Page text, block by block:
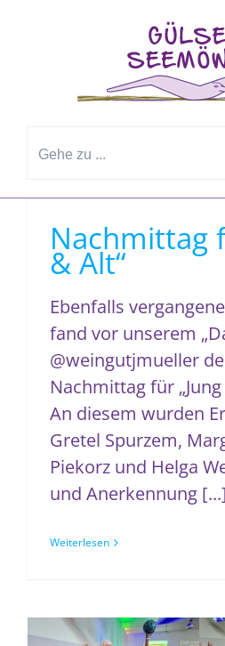
Gehe zu ...
Nachmittag
& Alt“
Ebenfalls
fand vor unserem
@weingutjmueller
Nachmittag für
An diesem wurden
Gretel Spurzem,
Piekorz und Helga
und Anerkennung [...]
Weiterlesen